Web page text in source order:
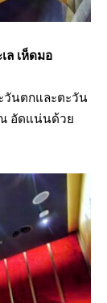
ล เห็ดมอ
วันตกและตะวัน
อัดแน่นด้วย